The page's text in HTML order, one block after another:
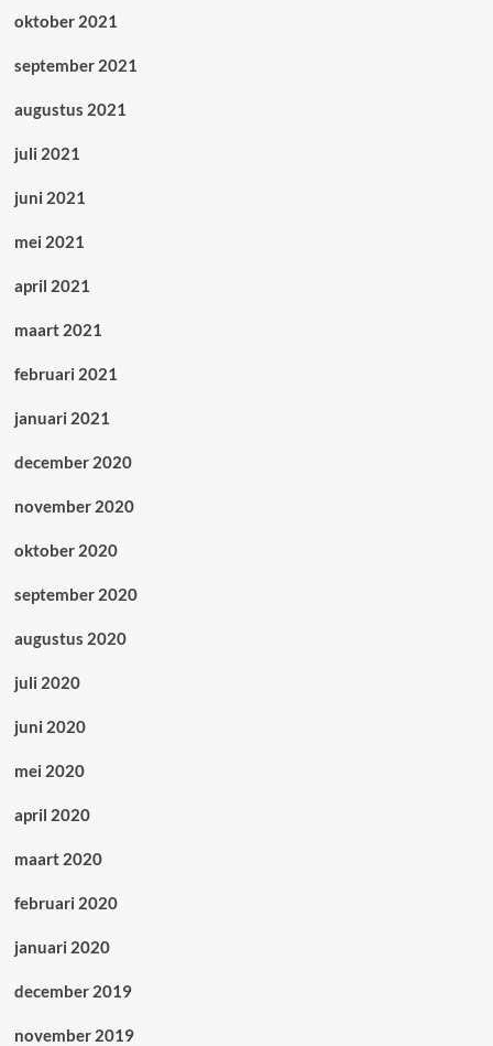
oktober 2021
september 2021
augustus 2021
juli 2021
juni 2021
mei 2021
april 2021
maart 2021
februari 2021
januari 2021
december 2020
november 2020
oktober 2020
september 2020
augustus 2020
juli 2020
juni 2020
mei 2020
april 2020
maart 2020
februari 2020
januari 2020
december 2019
november 2019